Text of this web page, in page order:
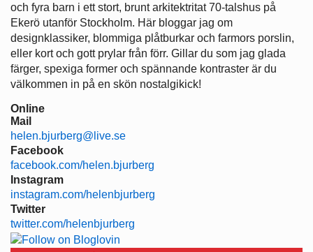
och fyra barn i ett stort, brunt arkitektritat 70-talshus på
Ekerö utanför Stockholm. Här bloggar jag om
designklassiker, blommiga plåtburkar och farmors porslin,
eller kort och gott prylar från förr. Gillar du som jag glada
färger, spexiga former och spännande kontraster är du
välkommen in på en skön nostalgikick!
Online
Mail
helen.bjurberg@live.se
Facebook
facebook.com/helen.bjurberg
Instagram
instagram.com/helenbjurberg
Twitter
twitter.com/helenbjurberg